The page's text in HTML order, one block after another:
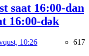
saat 16:00-dan
16:00-dək
10:26 617